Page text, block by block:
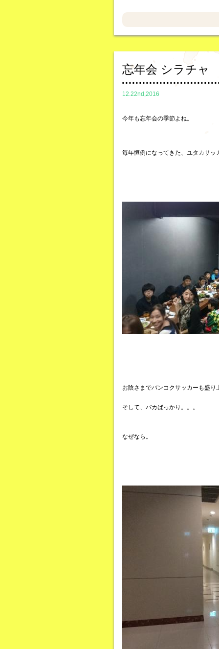
忘年会 シラチャ
12.22nd,2016
今年も忘年会の季節よね。
毎年恒例になってきた、ユタカサッ
お陰さまでバンコクサッカーも盛り
そして、バカばっかり。。。
なぜなら。